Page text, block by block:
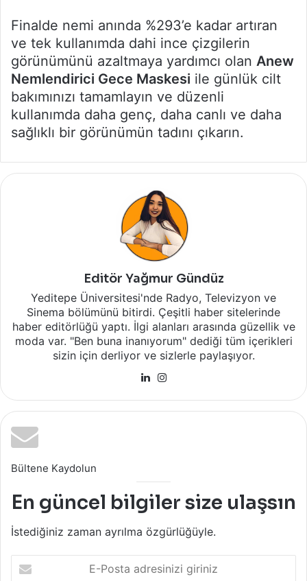
Finalde nemi anında %293’e kadar artıran
ve tek kullanımda dahi ince çizgilerin
görünümünü azaltmaya yardımcı olan Anew
Nemlendirici Gece Maskesi ile günlük cilt
bakımınızı tamamlayın ve düzenli
kullanımda daha genç, daha canlı ve daha
sağlıklı bir görünümün tadını çıkarın.
Editör Yağmur Gündüz
Yeditepe Üniversitesi'nde Radyo, Televizyon ve
Sinema bölümünü bitirdi. Çeşitli haber sitelerinde
haber editörlüğü yaptı. İlgi alanları arasında güzellik ve
moda var. "Ben buna inanıyorum" dediği tüm içerikleri
sizin için derliyor ve sizlerle paylaşıyor.
LinkedIn
Bültene Kaydolun
En güncel bilgiler size ulaşsın
İstediğiniz zaman ayrılma özgürlüğüyle.
E-
Posta